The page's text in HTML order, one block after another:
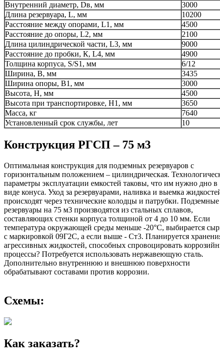
Внутренний диаметр, Dв, мм
3000
Длина резервуара, L, мм
10200
Расстояние между опорами, L1, мм
4500
Расстояние до опоры, L2, мм
2100
Длина цилиндрической части, L3, мм
9000
Расстояние до пробки, К, L4, мм
4900
Толщина корпуса, S/S1, мм
6/12
Ширина, В, мм
3435
Ширина опоры, В1, мм
3000
Высота, Н, мм
4500
Высота при транспортировке, Н1, мм
3650
Масса, кг
7640
Установленный срок службы, лет
10
Конструкция РГСП – 75 м3
Оптимальная конструкция для подземных резервуаров с
горизонтальным положением – цилиндрическая.
параметры эксплуатации емкостей таковы, что им нужно дно в
виде конуса. Уход за резервуарами, наливка и выемка
происходят через технические колодцы и патрубки. Подземные
резервуары на 75 м3 производятся из стальных сплавов,
составляющих стенки корпуса толщиной от 4 до 10 мм. Если
температура окружающей среды меньше -20°С, выбирается
с маркировкой 09Г2С, а если выше - Ст3. Планируется
агрессивных жидкостей, способных спровоцировать
процессы? Потребуется использовать нержавеющую сталь.
Дополнительно внутреннюю и внешнюю поверхности
обрабатывают составами против коррозии.
Схемы:
Как заказать?